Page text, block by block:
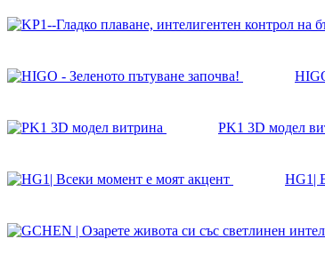
PK1 3D модел
HG1|